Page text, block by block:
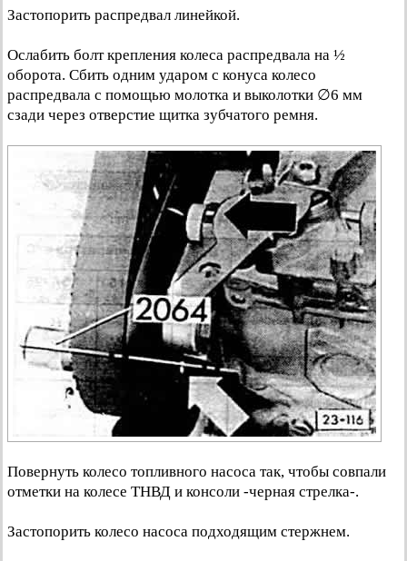
Застопорить распредвал линейкой.
Ослабить болт крепления колеса распредвала на ½
оборота. Сбить одним ударом с конуса колесо
распредвала с помощью молотка и выколотки ∅6 мм
сзади через отверстие щитка зубчатого ремня.
Повернуть колесо топливного насоса так, чтобы совпали
отметки на колесе ТНВД и консоли -черная стрелка-.
Застопорить колесо насоса подходящим стержнем.